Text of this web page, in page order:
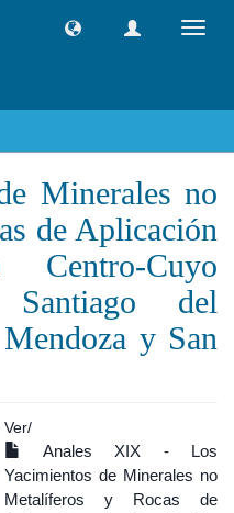
Minerales no
de Aplicación
Cuyo
del
y San
Ver/
Anales XIX - Los
Yacimientos de Minerales no
Metalíferos y Rocas de